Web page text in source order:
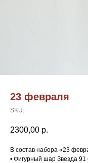
23 февраля
SKU:
2300,00 р.
В состав набора «23
• Фигурный шар Звезда